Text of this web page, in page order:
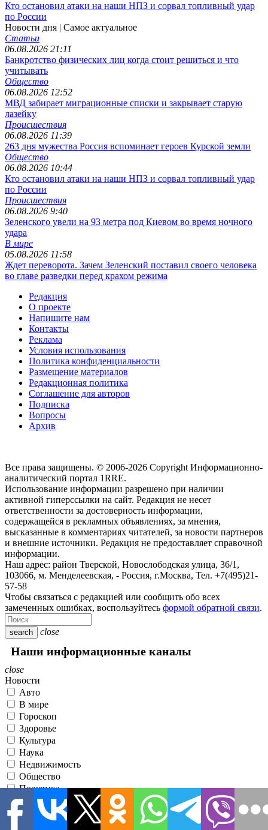
Кто остановил атаки на наши НПЗ и сорвал топливный удар
по России
Новости дня | Самое актуальное
Статьи
06.08.2026 21:11
Банкротство физических лиц когда стоит решиться и что
учитывать
Общество
06.08.2026 12:52
МВД забирает миграционные списки и закрывает старую
лазейку
Происшествия
06.08.2026 11:39
263 дня мужества Россия вспоминает героев Курской земли
Общество
06.08.2026 10:44
Кто остановил атаки на наши НПЗ и сорвал топливный удар
по России
Происшествия
06.08.2026 9:40
Зеленского увели на 93 метра под Киевом во время ночного
удара
В мире
05.08.2026 11:58
Ждет переворота. Зачем Зеленский поставил своего человека
во главе разведки перед крахом режима
Редакция
О проекте
Напишите нам
Контакты
Реклама
Условия использования
Политика конфиденциальности
Размещение материалов
Редакционная политика
Соглашение для авторов
Подписка
Вопросы
Архив
Все права защищены. © 2006-2026 Copyright Информационно-
аналитический портал 1RRE.
Использование информации разрешено при наличии
активной гиперссылки на сайт. Редакция не несет
ответственности за достоверность информации,
содержащейся в рекламных объявлениях, за мнения,
высказанные в комментариях читателей, за новости партнеров
и внешние источники. Редакция не предоставляет справочной
информации.
Наш адрес: район Тверской, Новослободская улица, 36/1 ,
103066, м. Менделеевская, - Россия, г.Москва, Тел. +7(495)21-
57-58
Чтобы связаться с редакцией или сообщить обо всех
замеченных ошибках, воспользуйтесь формой обратной связи.
search close
Наши информационные каналы
close
Новости
Авто
В мире
Гороскоп
Здоровье
Культура
Наука
Недвижимость
Общество
Политика
Происшествия
Разное